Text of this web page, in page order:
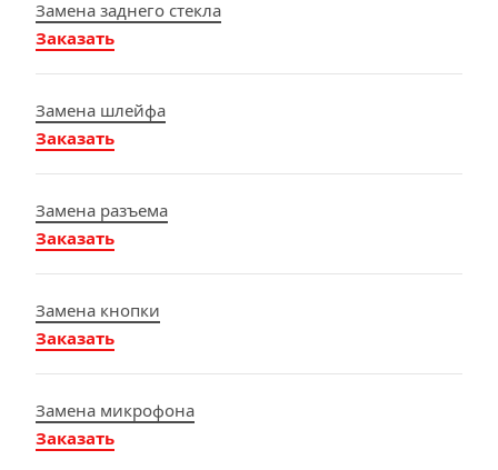
Замена заднего стекла
Заказать
Замена шлейфа
Заказать
Замена разъема
Заказать
Замена кнопки
Заказать
Замена микрофона
Заказать